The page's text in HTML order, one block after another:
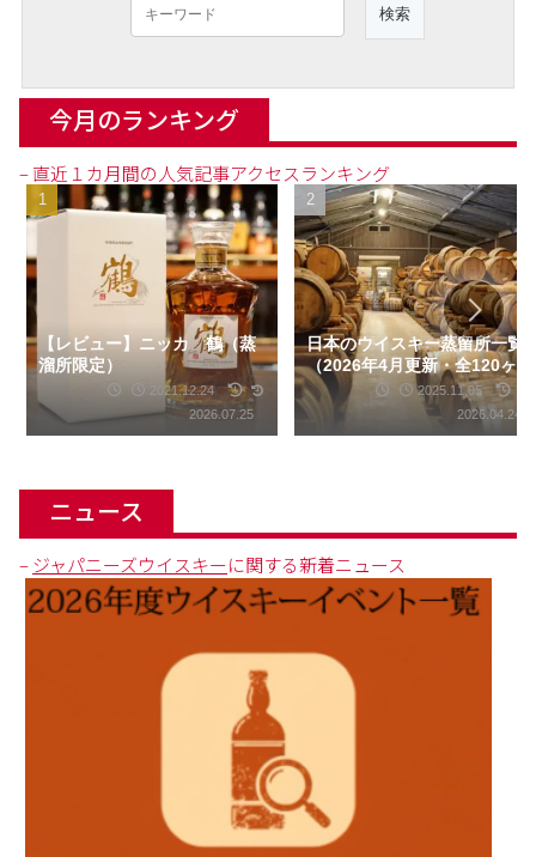
今月のランキング
– 直近１カ月間の人気記事アクセスランキング
【レビュー】ニッカ 鶴（蒸
溜所限定）
2021.12.24
2026.07.25
日本のウイスキー蒸留所一覧
（2026年4月更新・全120ヶ
所）
2025.11.05
2026.04.24
ニュース
–ジャパニーズウイスキーに関する新着ニュース